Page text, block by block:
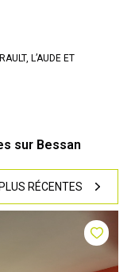
L’AUDE ET
sur Bessan
RÉCENTES